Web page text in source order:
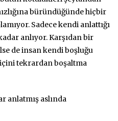
büründüğünde hiçbir
Sadece kendi anlattığı
anlıyor. Karşıdan bir
de insan kendi boşluğu
tekrardan boşaltma
anlatmış aslında